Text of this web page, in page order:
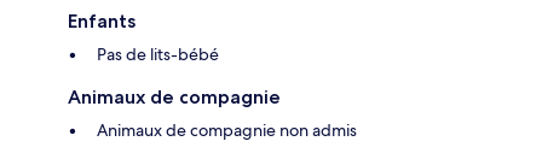
Enfants
Pas de lits-bébé
Animaux de compagnie
Animaux de compagnie non admis